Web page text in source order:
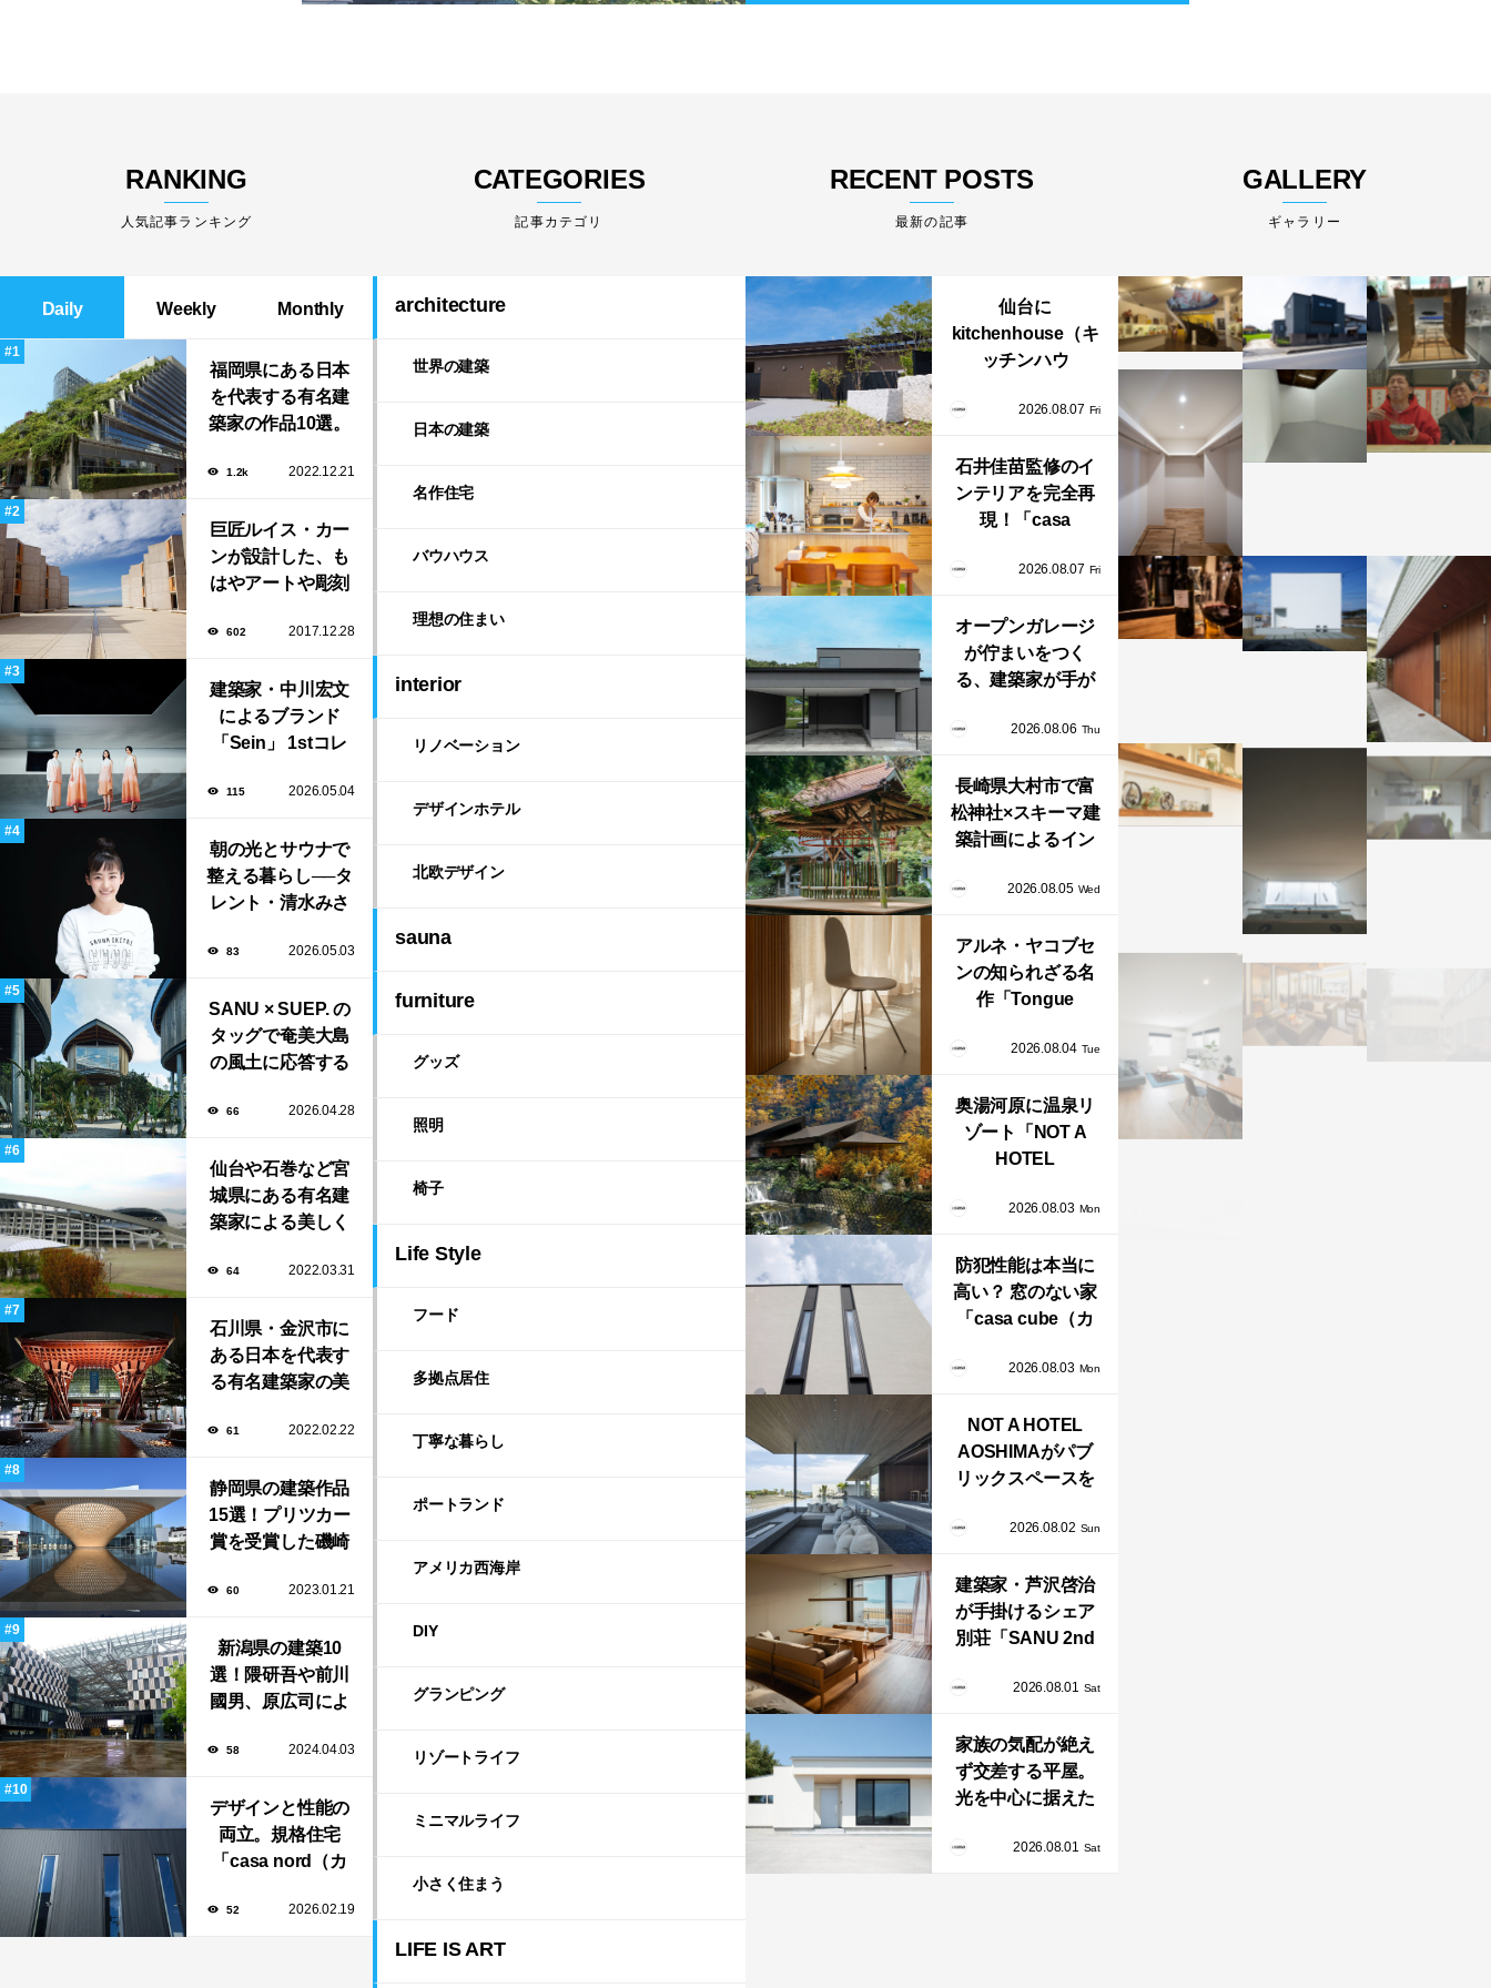
RANKING
人気記事ランキング
Daily Weekly Monthly
福岡県にある日本
を代表する有名建
築家の作品10選。
タバから磯崎新に
1.2k 2022.12.21
巨匠ルイス・カー
ンが設計した、も
はやアートや彫刻
研究所」。
602 2017.12.28
建築家・中川宏文
によるブランド
「Sein」 1stコレ
表参道にて開催！
115 2026.05.04
朝の光とサウナで
整える暮らし──タ
レント・清水みさ
持ちいい暮らし”
83 2026.05.03
SANU × SUEP. の
タッグで奄美大島
の風土に応答する
成！
66 2026.04.28
仙台や石巻など宮
城県にある有名建
築家による美しく
品13選
64 2022.03.31
石川県・金沢市に
ある日本を代表す
る有名建築家の美
61 2022.02.22
静岡県の建築作品
15選！プリツカー
賞を受賞した磯崎
建築家が手掛けた
数！
60 2023.01.21
新潟県の建築10
選！隈研吾や前川
國男、原広司によ
染む至極の建築揃
58 2024.04.03
デザインと性能の
両立。規格住宅
「casa nord（カ
のスリット窓に隠
52 2026.02.19
CATEGORIES
architecture
世界の建築
日本の建築
名作住宅
バウハウス
理想の住まい
interior
リノベーション
デザインホテル
北欧デザイン
sauna
furniture
グッズ
照明
椅子
Life Style
フード
多拠点居住
丁寧な暮らし
ポートランド
アメリカ西海岸
DIY
グランピング
リゾートライフ
ミニマルライフ
小さく住まう
LIFE IS ART
RECENT POSTS
最新の記事
仙台に
kitchenhouse（キ
ッチンハウ
（グラフテクト）
型ショールームが
オープン！
2026.08.07 Fri
石井佳苗監修のイ
ンテリアを完全再
現！「casa
リンネル）」で叶
ルな部屋づくり。
2026.08.07 Fri
オープンガレージ
が佇まいをつく
る、建築家が手が
まい「ふわりと浮
い」
2026.08.06 Thu
長崎県大村市で富
松神社×スキーマ建
築計画によるイン
「循環する竹風
2026.08.05 Wed
アルネ・ヤコブセ
ンの知られざる名
作「Tongue
FRITZ HANSENか
本で発売開始！
2026.08.04 Tue
奥湯河原に温泉リ
ゾート「NOT A
HOTEL
誕生！販売を日
始！
2026.08.03 Mon
防犯性能は本当に
高い？ 窓のない家
「casa cube（カ
ブ）」が叶えるプ
感の正体
2026.08.03 Mon
NOT A HOTEL
AOSHIMAがパブ
リックスペースを
「CHILL2.0」
業！
2026.08.02 Sun
建築家・芦沢啓治
が手掛けるシェア
別荘「SANU 2nd
Owners」、新拠点
売開始
2026.08.01 Sat
家族の気配が絶え
ず交差する平屋。
光を中心に据えた
杜」
2026.08.01 Sat
GALLERY
ギャラリー